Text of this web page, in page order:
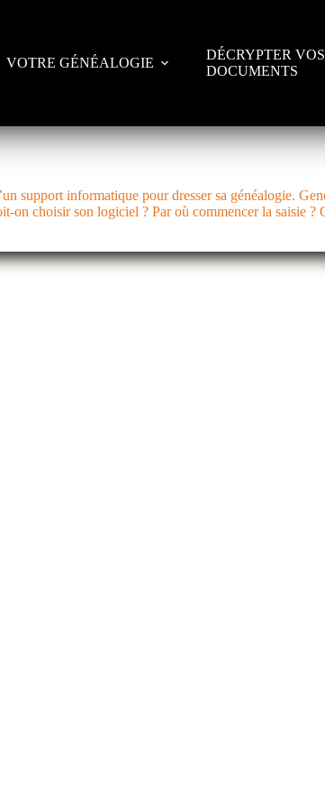
VOTRE GÉNÉALOGIE
DÉCRYPTER VOS
DOCUMENTS
support informatique pour dresser sa généalogie.
on choisir son logiciel ? Par où commencer la saisie